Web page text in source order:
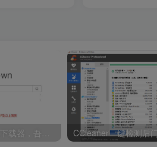
bilidown、学无止下载器，吾爱热门的免费视频下载器！